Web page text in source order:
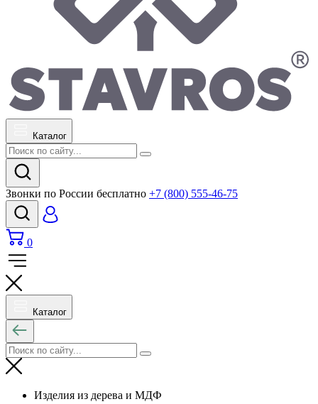
Каталог
Звонки по России бесплатно +7 (800) 555-46-75
0
Каталог
Изделия из дерева и МДФ